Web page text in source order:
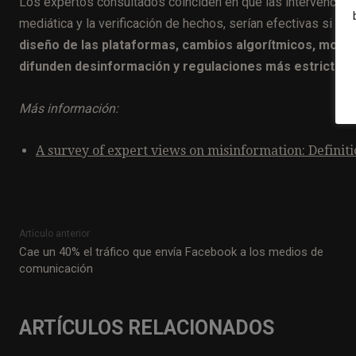
mediática y la verificación de hechos, serían efectivas si se
diseño de las plataformas, cambios algorítmicos,
difunden desinformación y regulaciones más estrictas.
Más información:
A survey of expert views on misinformation:
Artículo anterior
Cae un 40% el tráfico que envía Facebook a los medios de
comunicación
ARTÍCULOS RELACIONADOS